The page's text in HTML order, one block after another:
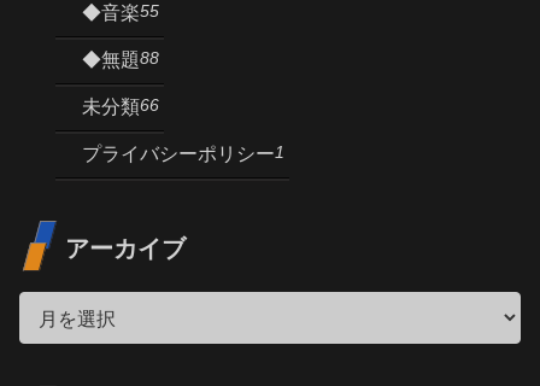
◆音楽55
◆無題88
未分類66
プライバシーポリシー1
アーカイブ